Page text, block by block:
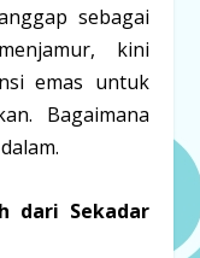
sebagai
kini
emas untuk
Bagaimana
dari Sekadar